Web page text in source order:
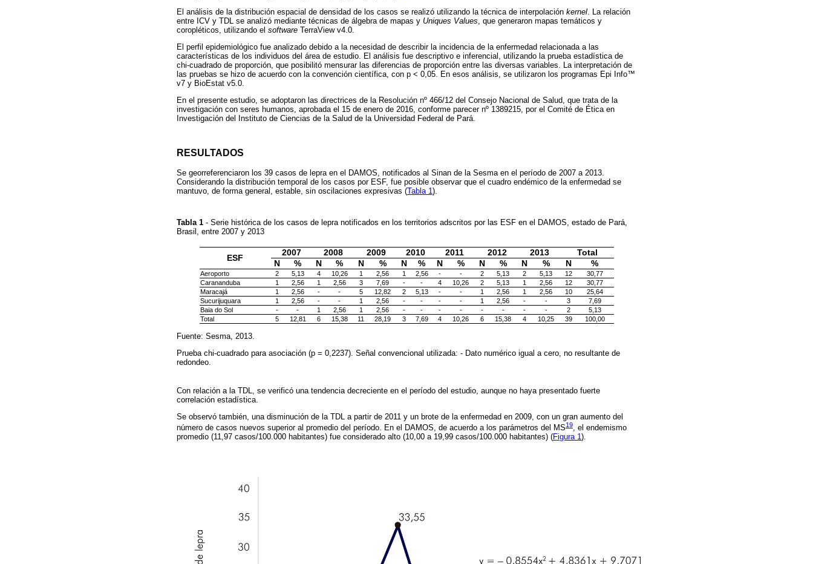
El análisis de la distribución espacial de densidad de los casos se realizó utilizando la técnica de interpolación kernel . La relación
entre ICV y TDL se analizó mediante técnicas de álgebra de mapas y Uniques Values , que generaron mapas temáticos y
coropléticos, utilizando el software TerraView v4.0.
El perfil epidemiológico fue analizado debido a la necesidad de describir la incidencia de la enfermedad relacionada a las
características de los individuos del área de estudio. El análisis fue descriptivo e inferencial, utilizando la prueba estadística de
chi-cuadrado de proporción, que posibilitó mensurar las diferencias de proporción entre las diversas variables. La interpretación de
las pruebas se hizo de acuerdo con la convención científica, con p < 0,05. En esos análisis, se utilizaron los programas Epi Info™
v7 y BioEstat v5.0.
En el presente estudio, se adoptaron las directrices de la Resolución nº 466/12 del Consejo Nacional de Salud, que trata de la
investigación con seres humanos, aprobada el 15 de enero de 2016, conforme parecer nº 1389215, por el Comité de Ética en
Investigación del Instituto de Ciencias de la Salud de la Universidad Federal de Pará.
RESULTADOS
Se georreferenciaron los 39 casos de lepra en el DAMOS, notificados al Sinan de la Sesma en el período de 2007 a 2013.
Considerando la distribución temporal de los casos por ESF, fue posible observar que el cuadro endémico de la enfermedad se
mantuvo, de forma general, estable, sin oscilaciones expresivas (Tabla 1).
Tabla 1 - Serie histórica de los casos de lepra notificados en los territorios adscritos por las ESF en el DAMOS, estado de Pará,
Brasil, entre 2007 y 2013
ESF
2007 2008 2009 2010 2011 2012 2013
Total
N
% N % N % N % N % N % N % N %
Aeroporto 2 5,13 4 10,26 1 2,56 1 2,56 - - 2 5,13 2 5,13 12
30,77
Carananduba
1 2,56 1 2,56 3 7,69 - - 4 10,26 2 5,13 1 2,56 12
30,77
Maracajá
1 2,56 - - 5 12,82 2 5,13 - - 1 2,56 1 2,56 10
25,64
Sucurijuquara
1 2,56 - - 1 2,56 - - - - 1 2,56 - - 3
7,69
Baia do Sol
- - 1 2,56 1 2,56 - - - - - - - - 2
5,13
Total
5 12,81 6 15,38 11 28,19 3 7,69 4 10,26 6 15,38 4 10,25 39 100,00
Fuente: Sesma, 2013.
Prueba chi-cuadrado para asociación (p = 0,2237). Señal convencional utilizada: - Dato numérico igual a cero, no resultante de
redondeo.
Con relación a la TDL, se verificó una tendencia decreciente en el período del estudio, aunque no haya presentado fuerte
correlación estadística.
Se observó también, una disminución de la TDL a partir de 2011 y un brote de la enfermedad en 2009, con un gran aumento del
número de casos nuevos superior al promedio del período. En el DAMOS, de acuerdo a los parámetros del MS19, el endemismo
promedio (11,97 casos/100.000 habitantes) fue considerado alto (10,00 a 19,99 casos/100.000 habitantes) (Figura 1).